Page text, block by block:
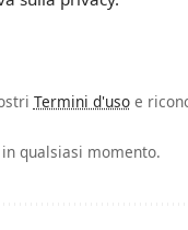
Termini d'usoe
qualsiasi momento.